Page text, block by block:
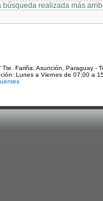
búsqueda realizada más
Tte. Fariña. Asunción, Paraguay -
Lunes a Viernes de 07:00 a